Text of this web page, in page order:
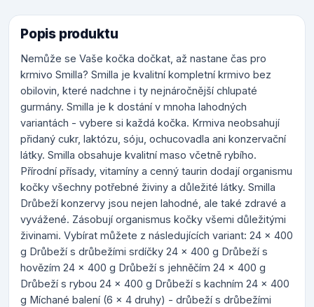
Popis produktu
Nemůže se Vaše kočka dočkat, až nastane čas pro
krmivo Smilla? Smilla je kvalitní kompletní krmivo bez
obilovin, které nadchne i ty nejnáročnější chlupaté
gurmány. Smilla je k dostání v mnoha lahodných
variantách - vybere si každá kočka. Krmiva neobsahují
přidaný cukr, laktózu, sóju, ochucovadla ani konzervační
látky. Smilla obsahuje kvalitní maso včetně rybího.
Přírodní přísady, vitamíny a cenný taurin dodají organismu
kočky všechny potřebné živiny a důležité látky. Smilla
Drůbeží konzervy jsou nejen lahodné, ale také zdravé a
vyvážené. Zásobují organismus kočky všemi důležitými
živinami. Vybírat můžete z následujících variant: 24 x 400
g Drůbeží s drůbežími srdíčky 24 x 400 g Drůbeží s
hovězím 24 x 400 g Drůbeží s jehněčím 24 x 400 g
Drůbeží s rybou 24 x 400 g Drůbeží s kachním 24 x 400
g Míchané balení (6 x 4 druhy) - drůbeží s drůbežími